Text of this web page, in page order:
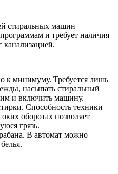
стиральных машин
и требует наличия
канализацией.
к минимуму. Требуется лишь
насыпать стиральный
и включить машину.
Способность техники
оборотах позволяет
грязь.
В автомат можно